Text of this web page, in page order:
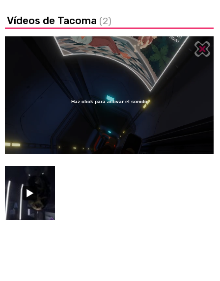
Vídeos de Tacoma (2)
Haz click para activar el sonido